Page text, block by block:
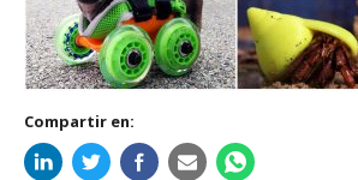
Compartir en: